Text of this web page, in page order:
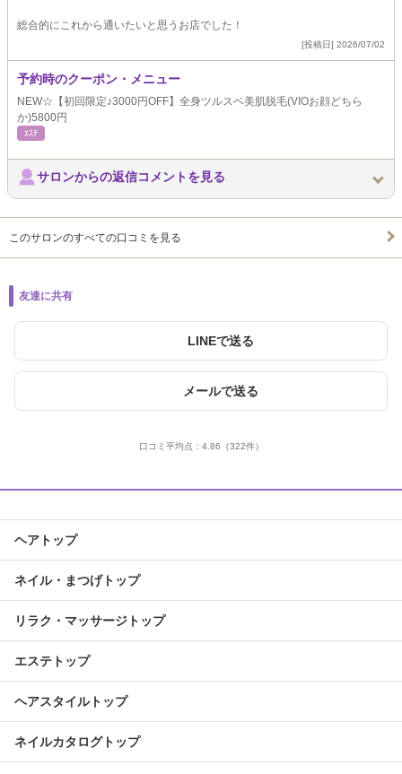
総合的にこれから通いたいと思うお店でした！
[投稿日] 2026/07/02
予約時のクーポン・メニュー
NEW☆【初回限定♪3000円OFF】全身ツルスベ美肌脱毛(VIOお顔どちら
か)5800円
ｴｽﾃ
サロンからの返信コメントを見る
このサロンのすべての口コミを見る
友達に共有
LINEで送る
メールで送る
口コミ平均点： 4.86 （322件）
ヘアトップ
ネイル・まつげトップ
リラク・マッサージトップ
エステトップ
ヘアスタイルトップ
ネイルカタログトップ